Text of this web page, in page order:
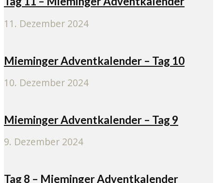
11. Dezember 2024
Mieminger Adventkalender – Tag 10
10. Dezember 2024
Mieminger Adventkalender – Tag 9
9. Dezember 2024
Tag 8 – Mieminger Adventkalender